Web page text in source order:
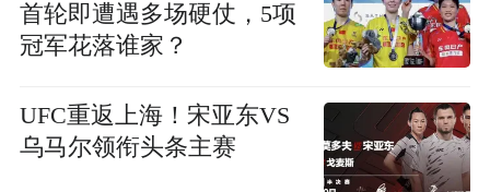
首轮即遭遇多场硬仗，5项
冠军花落谁家？
UFC重返上海！宋亚东VS
乌马尔领衔头条主赛